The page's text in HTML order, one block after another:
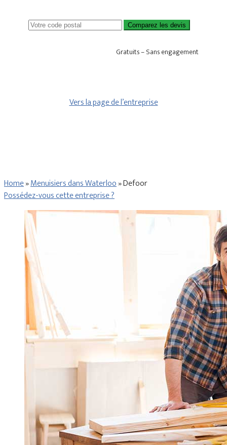
Comparez les devis
Gratuits – Sans engagement
Vers la page de l’entreprise
Home»Menuisiers dans Waterloo»Defoor
Possédez-vous cette entreprise ?